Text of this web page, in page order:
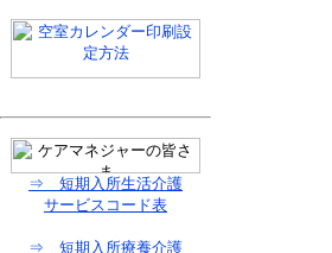
⇒ 短期入所生活介護
サービスコード表
⇒ 短期入所療養介護